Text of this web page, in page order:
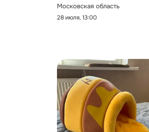
Московская область
28 июля, 13:00